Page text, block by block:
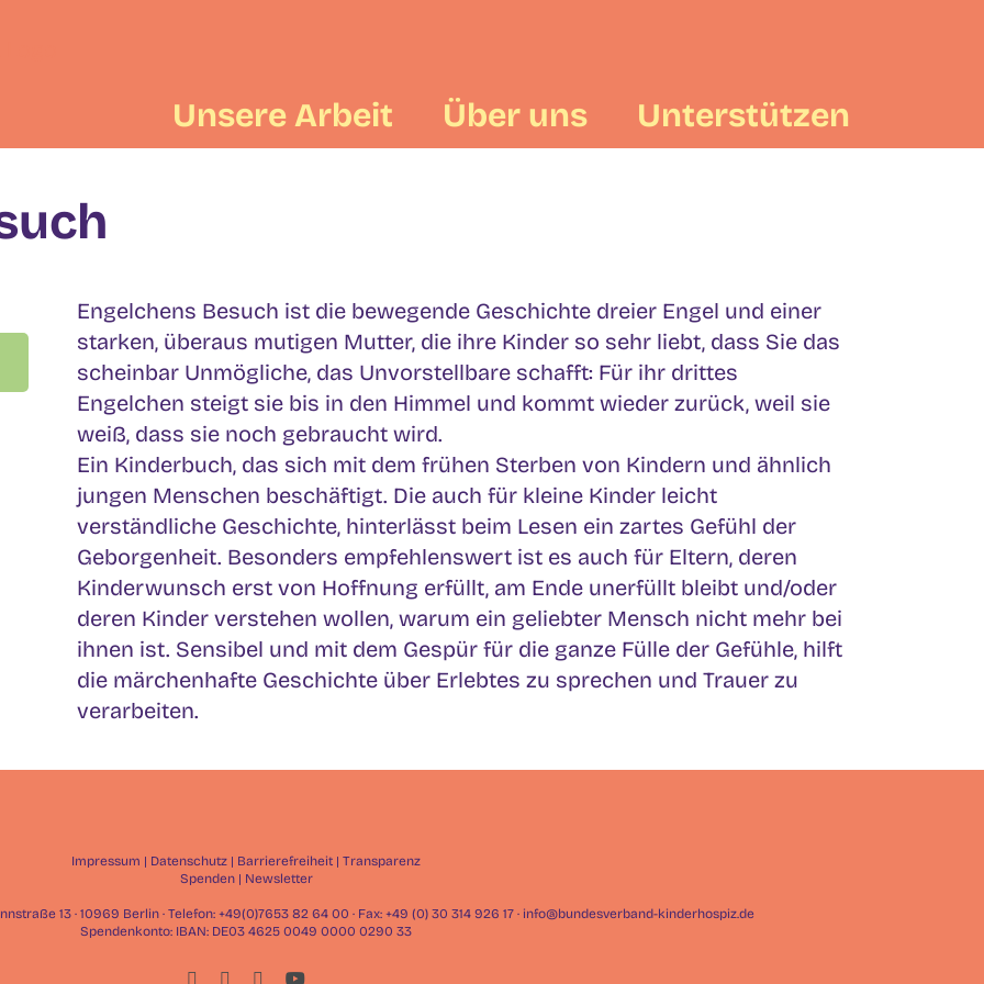
Unsere Arbeit Über uns Unterstützen
Engelchens Besuch ist die bewegende Geschichte dreier Engel und einer
starken, überaus mutigen Mutter, die ihre Kinder so sehr liebt, dass Sie das
scheinbar Unmögliche, das Unvorstellbare schafft: Für ihr drittes
Engelchen steigt sie bis in den Himmel und kommt wieder zurück, weil sie
weiß, dass sie noch gebraucht wird.
Ein Kinderbuch, das sich mit dem frühen Sterben von Kindern und ähnlich
jungen Menschen beschäftigt. Die auch für kleine Kinder leicht
verständliche Geschichte, hinterlässt beim Lesen ein zartes Gefühl der
Geborgenheit. Besonders empfehlenswert ist es auch für Eltern, deren
Kinderwunsch erst von Hoffnung erfüllt, am Ende unerfüllt bleibt und/oder
deren Kinder verstehen wollen, warum ein geliebter Mensch nicht mehr bei
ihnen ist. Sensibel und mit dem Gespür für die ganze Fülle der Gefühle, hilft
die märchenhafte Geschichte über Erlebtes zu sprechen und Trauer zu
verarbeiten.
Impressum | Datenschutz | Barrierefreiheit | Transparenz
Spenden| Newsletter
13 · 10969 Berlin · Telefon: +49(0)7653 82 64 00 · Fax: +49 (0) 30 314 926 17 · info@bundesverband-kinderhospiz.de
Spendenkonto: IBAN: DE03 4625 0049 0000 0290 33
FacebookInstagram
LinkedInYouTube